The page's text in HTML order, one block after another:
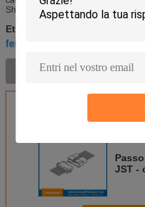
Shanghai: 480PCS Circuiti Modello
Etichette:
fermagli maschii e
Ottieni il
JST -